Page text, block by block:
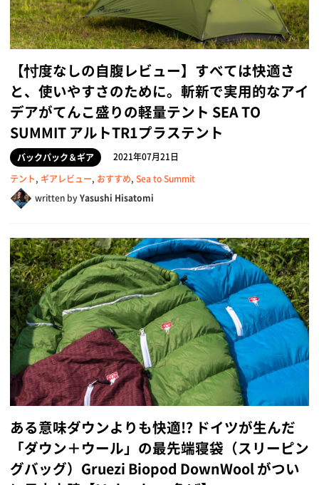
【忖度なしの自腹レビュー】すべては快適さ
と、使いやすさのために。斬新で実用的なアイ
デアがてんこ盛りの軽量テント SEA TO
SUMMIT アルトTR1プラステント
バックパック＆ギア
2021年07月21日
テント, ギアレビュー, おすすめ, Sea to Summit
written byYasushi Hisatomi
ある意味ダウンよりも快適!? ドイツが生んだ
「ダウン＋ウール」の最先端寝袋（スリーピン
グバッグ）Gruezi Biopod DownWool がつい